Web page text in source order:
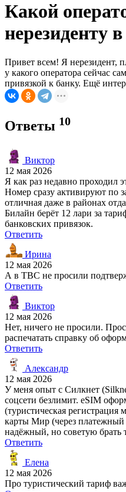
Какой
нерезиденту
Привет всем! Я нерезидент,
у какого оператора сейчас
привязкой к банку. Ещё
Ответы 10
Виктор
12 мая 2026
Я как раз недавно проходил
Номер сразу активируют по
отличная даже в районах
Билайн берёт 12 лари за
банковских привязок.
Ответить
Ирина
12 мая 2026
А в TBC не просили
Ответить
Виктор
12 мая 2026
Нет, ничего не просили.
распечатать справку об
Ответить
Александр
12 мая 2026
У меня опыт с Силкнет
соцсети безлимит. eSIM
(туристическая
карты Мир (через
надёжный, но советую брать
Ответить
Елена
12 мая 2026
Про туристический тариф